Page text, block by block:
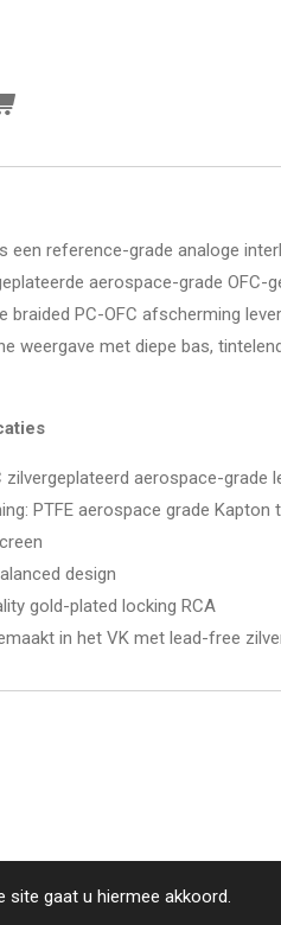
site gaat u hiermee akkoord.
een reference-grade analoge
aerospace-grade OFC-
braided PC-OFC afscherming
weergave met diepe bas,
zilvergeplateerd aerospace-grade
PTFE aerospace grade Kapton
design
gold-plated locking RCA
in het VK met lead-free